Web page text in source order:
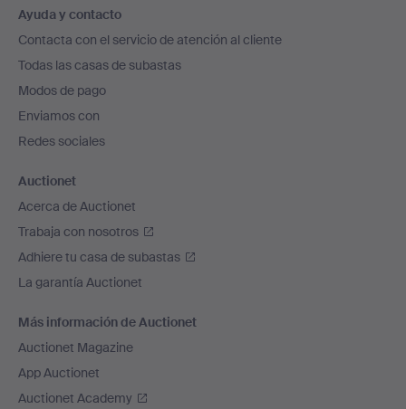
en
el
pie
de
página
Ayuda y contacto
Contacta con el servicio de atención al cliente
Todas las casas de subastas
Modos de pago
Enviamos con
Redes sociales
Auctionet
Acerca de Auctionet
Trabaja con nosotros
Adhiere tu casa de subastas
La garantía Auctionet
Más información de Auctionet
Auctionet Magazine
App Auctionet
Auctionet Academy